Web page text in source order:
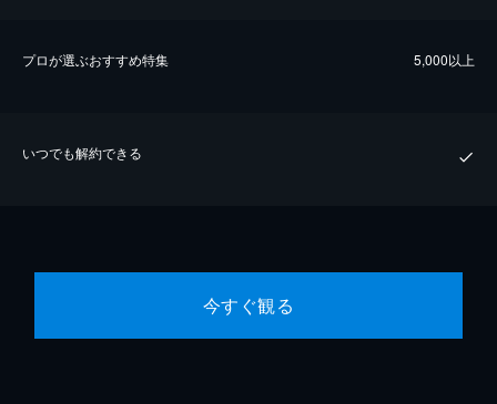
プロが選ぶおすすめ特集 5,000以上
いつでも解約できる
今すぐ観る